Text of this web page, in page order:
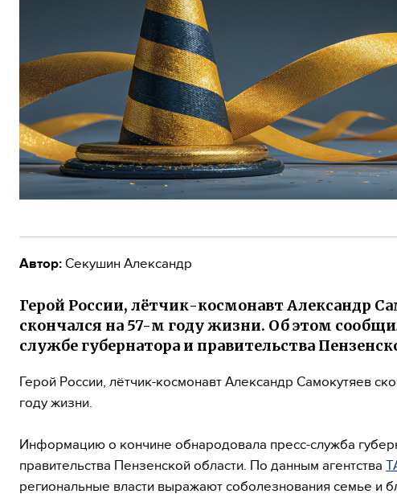
Автор: Секушин Александр
Герой России, лётчик-космонавт Александр
скончался на 57-м году жизни. Об этом
службе губернатора и правительства
Герой России, лётчик-космонавт Александр Самокутяев
году жизни.
Информацию о кончине обнародовала пресс-служба
правительства Пензенской области. По данным агентства
региональные власти выражают соболезнования семье и